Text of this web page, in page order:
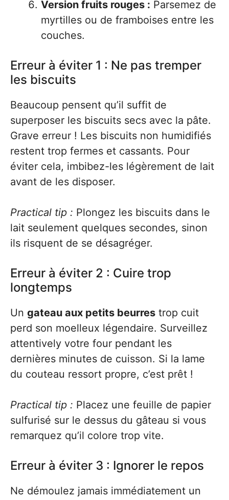
Version fruits rouges : Parsemez de
myrtilles ou de framboises entre les
couches.
Erreur à éviter 1 : Ne pas tremper
les biscuits
Beaucoup pensent qu’il suffit de
superposer les biscuits secs avec la pâte.
Grave erreur ! Les biscuits non humidifiés
restent trop fermes et cassants. Pour
éviter cela, imbibez-les légèrement de lait
avant de les disposer.
Practical tip : Plongez les biscuits dans le
lait seulement quelques secondes, sinon
ils risquent de se désagréger.
Erreur à éviter 2 : Cuire trop
longtemps
Un gateau aux petits beurres trop cuit
perd son moelleux légendaire. Surveillez
attentively votre four pendant les
dernières minutes de cuisson. Si la lame
du couteau ressort propre, c’est prêt !
Practical tip : Placez une feuille de papier
sulfurisé sur le dessus du gâteau si vous
remarquez qu’il colore trop vite.
Erreur à éviter 3 : Ignorer le repos
Ne démoulez jamais immédiatement un